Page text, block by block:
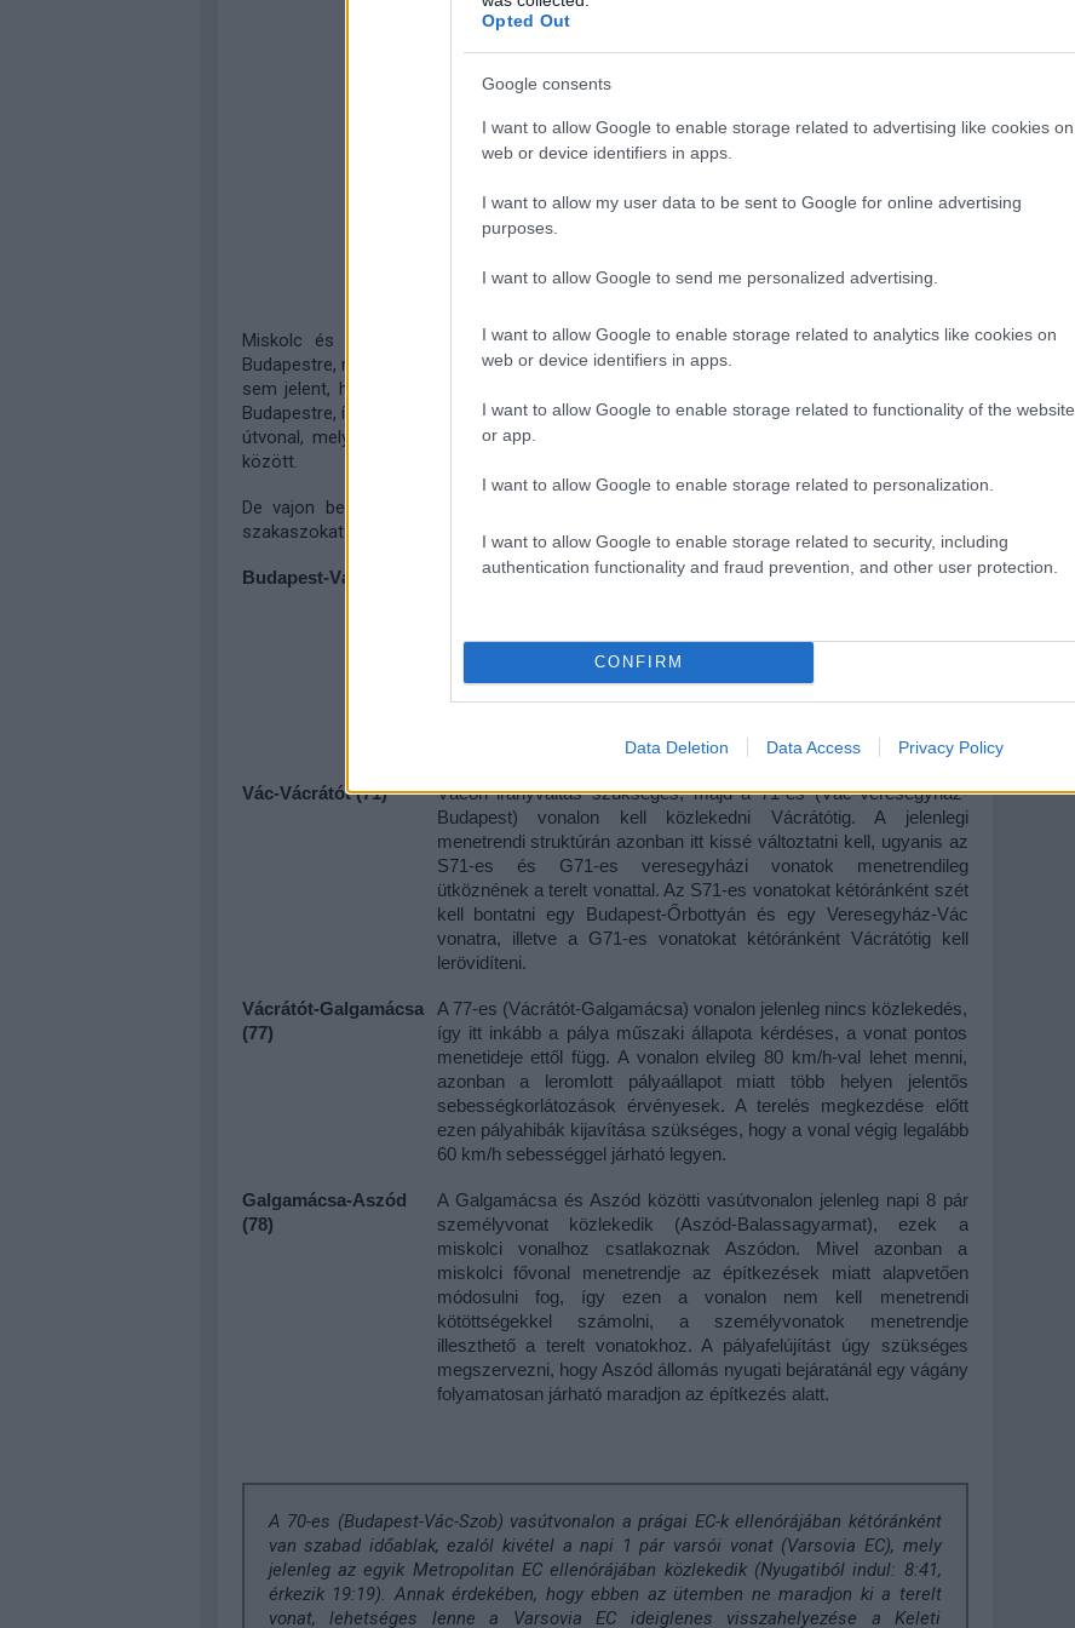
Opted Out
Google consents
I want to allow Google to enable storage related to advertising like cookies on
web or device identifiers in apps.
I want to allow my user data to be sent to Google for online advertising
purposes.
I want to allow Google to send me personalized advertising.
I want to allow Google to enable storage related to analytics like cookies on
web or device identifiers in apps.
I want to allow Google to enable storage related to functionality of the website
or app.
I want to allow Google to enable storage related to personalization.
I want to allow Google to enable storage related to security, including
authentication functionality and fraud prevention, and other user protection.
CONFIRM
Data Deletion Data Access Privacy Policy
Miskolc és Hatvan felől ugyanis Aszód-Vácrátót-Vác útirányon át is el lehet jutni
Budapestre, méghozzá végig villamosított vasútvonalakon. Ez ráadásul igazán nagy kerülőt
sem jelent, hiszen a 80a (Budapest-Hatvan) vasútvonal maga sem egyenes úton megy
Budapestre, így a másik útirány mindössze kb. 15 km-relé hosszabb. Azaz van jó alternatív
útvonal, mely segítségével megmaradhatnak a közvetlen vonatok Budapest és Miskolc
között.
De vajon beilleszthetőek-e ezek a plusz vonatok a kerülő útirányon? Nézzük meg a
szakaszokat külön-külön!
Budapest-Vác (70)
A váci vasútvonal és a Nyugati pályaudvar jelenleg kapacitásának
megállás nélküli haladást lehetővé tevő üres időablak: a Budapest
és Prága között haladó Metropolitan Eurocity ugyanis csak
kétóránként közlekedik, ám az ütemes menetrend miatt minden
másik órában tudna haladni a miskolci IC.
Vác-Vácrátót (71)
Vácon irányváltás szükséges, majd a 71-es (Vác-Veresegyház-
Budapest) vonalon kell közlekedni Vácrátótig. A jelenlegi
menetrendi struktúrán azonban itt kissé változtatni kell, ugyanis az
S71-es és G71-es veresegyházi vonatok menetrendileg
ütköznének a terelt vonattal. Az S71-es vonatokat kétóránként szét
kell bontatni egy Budapest-Őrbottyán és egy Veresegyház-Vác
vonatra, illetve a G71-es vonatokat kétóránként Vácrátótig kell
lerövidíteni.
Vácrátót-Galgamácsa
(77)
A 77-es (Vácrátót-Galgamácsa) vonalon jelenleg nincs közlekedés,
így itt inkább a pálya műszaki állapota kérdéses, a vonat pontos
menetideje ettől függ. A vonalon elvileg 80 km/h-val lehet menni,
azonban a leromlott pályaállapot miatt több helyen jelentős
sebességkorlátozások érvényesek. A terelés megkezdése előtt
ezen pályahibák kijavítása szükséges, hogy a vonal végig legalább
60 km/h sebességgel járható legyen.
Galgamácsa-Aszód
(78)
A Galgamácsa és Aszód közötti vasútvonalon jelenleg napi 8 pár
személyvonat közlekedik (Aszód-Balassagyarmat), ezek a
miskolci vonalhoz csatlakoznak Aszódon. Mivel azonban a
miskolci fővonal menetrendje az építkezések miatt alapvetően
módosulni fog, így ezen a vonalon nem kell menetrendi
kötöttségekkel számolni, a személyvonatok menetrendje
illeszthető a terelt vonatokhoz. A pályafelújítást úgy szükséges
megszervezni, hogy Aszód állomás nyugati bejáratánál egy vágány
folyamatosan járható maradjon az építkezés alatt.
A 70-es (Budapest-Vác-Szob) vasútvonalon a prágai EC-k ellenórájában kétóránként
van szabad időablak, ezalól kivétel a napi 1 pár varsói vonat (Varsovia EC), mely
jelenleg az egyik Metropolitan EC ellenórájában közlekedik (Nyugatiból indul: 8:41,
érkezik 19:19). Annak érdekében, hogy ebben az ütemben ne maradjon ki a terelt
vonat, lehetséges lenne a Varsovia EC ideiglenes visszahelyezése a Keleti